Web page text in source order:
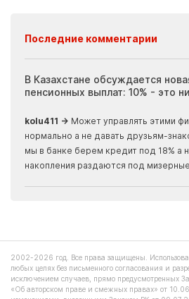
Последние комментарии
В Казахстане обсуждается
пенсионных выплат: 10% - это
kolu411 → Может управлять этими
нормально а не давать друзьям-
мы в банке берем кредит под 18% а
накопления раздаются под
Аналитики: Цены
Актау с начала